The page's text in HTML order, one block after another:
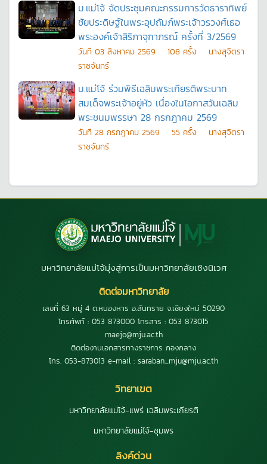
ม.แม่โจ้ จัดประชุมคณะกรรมการวัดธาราทิพย์
ชัยประดิษฐ์ในพระอุปถัมภ์พระเจ้าวรวงศ์เธอ
พระองค์เจ้าสิริภาจุฑาภรณ์ ครั้งที่ 3/2569
วันที 03 สิงหาคม 2569 108 ครั้ง
นางสุจิตรา
ราชจันทร์
ม.แม่โจ้ ร่วมพิธีเฉลิมพระเกียรติพระบาท
สมเด็จพระเจ้าอยู่หัว เนื่องในโอกาสวันเฉลิม
พระชนมพรรษา 28 กรกฎาคม 2569
วันที 28 กรกฎาคม 2569 55 ครั้ง
นางสุจิตรา
ราชจันทร์
มหาวิทยาลัยแม่โจ้มุ่งสู่การเป็นมหาวิทยาลัยเชิงนิเวศ
ติดต่อมหาวิทยาลัย
เลขที่ 63 หมู่ 4 ต.หนองหาร อ.สันทราย จ.เชียงใหม่ 50290
โทรศัพท์ : 053 873000 โทรสาร : 053 873015
maejo@mju.ac.th
ติดต่องานเอกสารทางราชการ กองกลาง
โทร. 053-873013 e-mail : saraban_mju@mju.ac.th
วิทยาเขต
มหาวิทยาลัยแม่โจ้-แพร่ เฉลิมพระเกียรติ
มหาวิทยาลัยแม่โจ้-ชุมพร
ลิงค์ด่วน